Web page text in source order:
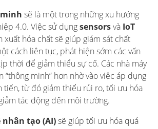
sẽ là một trong những xu hướng
4.0. Việc sử dụngsensorsvà IoT
xuất hóa chất sẽ giúp giám sát chất
cách liên tục, phát hiện sớm các vấn
thời để giảm thiểu sự cố. Các nhà máy
“thông minh” hơn nhờ vào việc áp dụng
tiến, từ đó giảm thiểu rủi ro, tối ưu hóa
tác động đến môi trường.
tạo (AI)sẽ giúp tối ưu hóa quá